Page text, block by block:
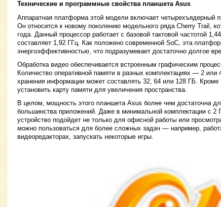
Технические и программные свойства планшета Asus
Аппаратная платформа этой модели включает четырехъядерный
Он относится к новому поколению модельного ряда Cherry Trail,
года. Данный процессор работает с базовой тактовой частотой
составляет 1,92 ГГц. Как положено современной SoC, эта
энергоэффективностью, что подразумевает достаточно долгое
Обработка видео обеспечивается встроенным графическим
Количество оперативной памяти в разных комплектациях — 2
хранения информации может составлять 32, 64 или 128 ГБ. Кроме
установить карту памяти для увеличения пространства.
В целом, мощность этого планшета Asus более чем достаточна
большинства приложений. Даже в минимальной комплектации с 2
устройство подойдет не только для офисной работы или
можно пользоваться для более сложных задач — например,
видеоредакторах, запускать некоторые игры.